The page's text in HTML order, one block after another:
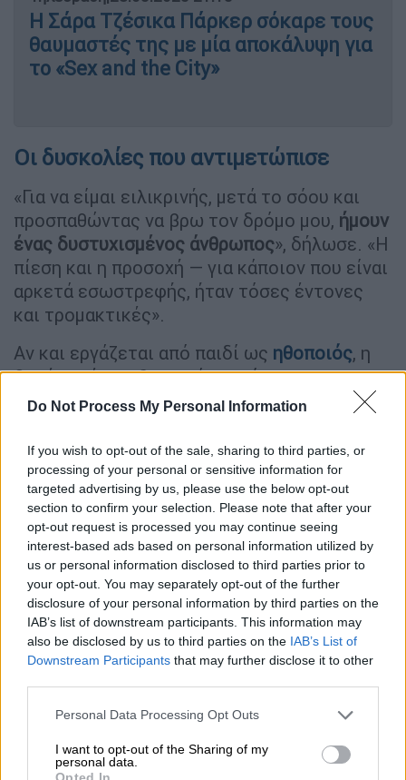
Do Not Process My Personal Information
If you wish to opt-out of the sale, sharing to third parties, or
processing of your personal or sensitive information for
targeted advertising by us, please use the below opt-out
section to confirm your selection. Please note that after your
opt-out request is processed you may continue seeing
interest-based ads based on personal information utilized by
us or personal information disclosed to third parties prior to
your opt-out. You may separately opt-out of the further
disclosure of your personal information by third parties on the
IAB’s list of downstream participants. This information may
also be disclosed by us to third parties on the IAB’s List of
Downstream Participants that may further disclose it to other
Please note that this website/app uses one or more Google
not limited to your visit or usage behaviour. You may click to
grant or deny consent to Google and its third-party tags to
Personal Data Processing Opt Outs
I want to opt-out of the Sharing of my
personal data.
Opted In
Η Σάρα Τζέσικα Πάρκερ σόκαρε τους
θαυμαστές της με μία αποκάλυψη για
το «Sex and the City»
Οι δυσκολίες που αντιμετώπισε
«Για να είμαι ειλικρινής, μετά το σόου και
προσπαθώντας να βρω τον δρόμο μου, ήμουν
ένας δυστυχισμένος άνθρωπος», δήλωσε. «Η
πίεση και η προσοχή — για κάποιον που είναι
αρκετά εσωστρεφής, ήταν τόσες έντονες
και τρομακτικές».
Αν και εργάζεται από παιδί ως ηθοποιός, η
Ορτέγκα έγινε ξαφνικά παγκόσμιο
φαινόμενο, γεγονός που τη μετέτρεψε σε
όπου κάθε της κίνηση και επαγγελματική
απόφαση τελούσαν υπό συνεχή κριτική.
Όπως τόνισε, αισθάνθηκε «απίστευτα
παρεξηγημένη» τη στιγμή που βρισκόταν
στην κορύφωση της φήμης της. «Νιώθω πως
το να είσαι νταής είναι πολύ δημοφιλές αυτή
τη στιγμή», σημείωσε. «Το να βρεθείς στη
λάθος πλευρά της δημοσιότητας ήταν
πραγματικά αποκαλυπτικό».
Η ίδια αναγνώρισε ότι η επιτυχία του
της έδωσε την ευκαιρία να ανακαλύψει
νέα ενδιαφέροντα, όπως το να μάθει
βιολοντσέλο και να υιοθετήσει μια